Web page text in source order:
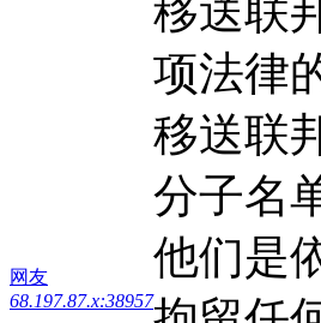
网友
68.197.87.x:38957
移送联
项法律
移送联
分子名
他们是